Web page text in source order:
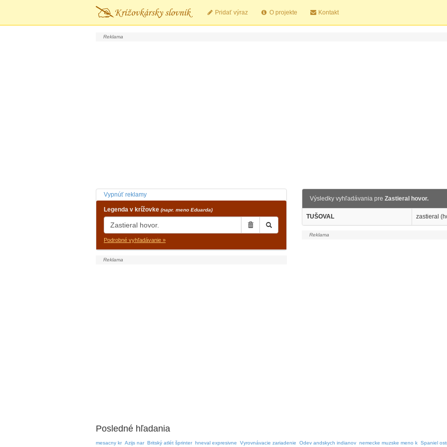
Pridať výraz O projekte Kontakt
Vypnúť reklamy
Legenda v krížovke (napr. meno Eduarda)
Podrobné vyhľadávanie »
Výsledky vyhľadávania pre Zastieral hovor.
TUŠOVAL zastieral
Posledné hľadania
mesacny kr Azijs nar Britský atlét šprinter hneval expresivne Vyrovnávacie zariadenie Odev andskych indianov nemecke muzske meno k Spaniel